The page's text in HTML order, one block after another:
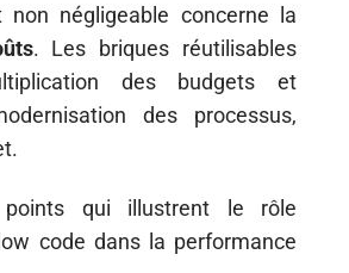
non négligeable concerne la
. Les briques réutilisables
des budgets et
des processus,
points qui illustrent le rôle
code dans la performance